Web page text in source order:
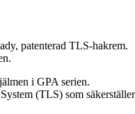
patenterad TLS-hakrem.
i GPA serien.
(TLS) som säkerställer